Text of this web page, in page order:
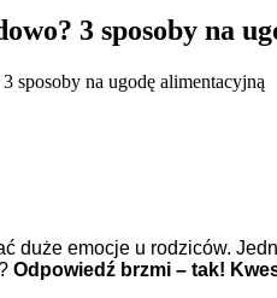
3 sposoby na
sposoby na ugodę alimentacyjną
duże emocje u rodziców.
Odpowiedź brzmi – tak!